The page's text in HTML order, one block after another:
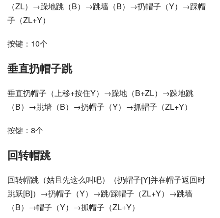
（ZL）→跺地跳（B）→跳墙（B）→扔帽子（Y）→踩帽
子（ZL+Y）
按键：10个
垂直扔帽子跳
垂直扔帽子（上移+按住Y）→跺地（B+ZL）→跺地跳
（B）→跳墙（B）→扔帽子（Y）→抓帽子（ZL+Y）
按键：8个
回转帽跳
回转帽跳（姑且先这么叫吧）（扔帽子[Y]并在帽子返回时
跳跃[B]）→扔帽子（Y）→跳/踩帽子（ZL+Y）→跳墙
（B）→帽子（Y）→抓帽子（ZL+Y）